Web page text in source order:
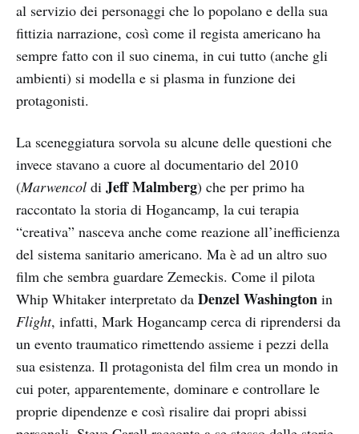
al servizio dei personaggi che lo popolano e della sua
fittizia narrazione, così come il regista americano ha
sempre fatto con il suo cinema, in cui tutto (anche gli
ambienti) si modella e si plasma in funzione dei
protagonisti.
La sceneggiatura sorvola su alcune delle questioni che
invece stavano a cuore al documentario del 2010
(Marwencol di Jeff Malmberg) che per primo ha
raccontato la storia di Hogancamp, la cui terapia
“creativa” nasceva anche come reazione all’inefficienza
del sistema sanitario americano. Ma è ad un altro suo
film che sembra guardare Zemeckis. Come il pilota
Whip Whitaker interpretato da Denzel Washington in
Flight, infatti, Mark Hogancamp cerca di riprendersi da
un evento traumatico rimettendo assieme i pezzi della
sua esistenza. Il protagonista del film crea un mondo in
cui poter, apparentemente, dominare e controllare le
proprie dipendenze e così risalire dai propri abissi